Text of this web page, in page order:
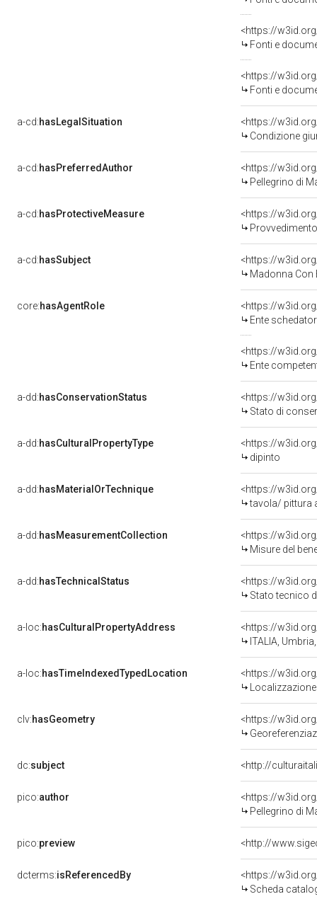
<https://
Fonti e
<https://
Fonti e
a-cd:hasLegalSituation
<https://
Condizione
a-cd:hasPreferredAuthor
<https://
Pellegrino di
a-cd:hasProtectiveMeasure
<https://
a-cd:hasSubject
<https://
Madonna Con
core:hasAgentRole
<https://
Ente
<https://
Ente competente
a-dd:hasConservationStatus
<https://
Stato di
a-dd:hasCulturalPropertyType
<https://
dipinto
a-dd:hasMaterialOrTechnique
<https://
tavola/ pittura
a-dd:hasMeasurementCollection
<https://
Misure del
a-dd:hasTechnicalStatus
<https://
Stato tecnico
a-loc:hasCulturalPropertyAddress
<https://
ITALIA,
a-loc:hasTimeIndexedTypedLocation
<https://
clv:hasGeometry
<https://
dc:subject <http://
pico:author
<https://
Pellegrino di
pico:preview
dcterms:isReferencedBy
<https://
Scheda